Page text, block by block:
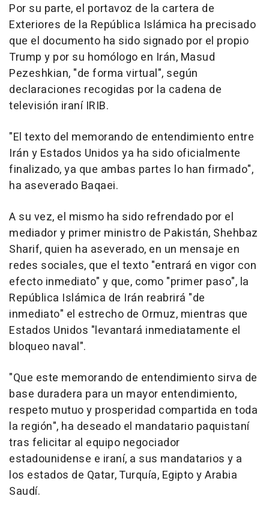
Por su parte, el portavoz de la cartera de
Exteriores de la República Islámica ha precisado
que el documento ha sido signado por el propio
Trump y por su homólogo en Irán, Masud
Pezeshkian, "de forma virtual", según
declaraciones recogidas por la cadena de
televisión iraní IRIB.
"El texto del memorando de entendimiento entre
Irán y Estados Unidos ya ha sido oficialmente
finalizado, ya que ambas partes lo han firmado",
ha aseverado Baqaei.
A su vez, el mismo ha sido refrendado por el
mediador y primer ministro de Pakistán, Shehbaz
Sharif, quien ha aseverado, en un mensaje en
redes sociales, que el texto "entrará en vigor con
efecto inmediato" y que, como "primer paso", la
República Islámica de Irán reabrirá "de
inmediato" el estrecho de Ormuz, mientras que
Estados Unidos "levantará inmediatamente el
bloqueo naval".
"Que este memorando de entendimiento sirva de
base duradera para un mayor entendimiento,
respeto mutuo y prosperidad compartida en toda
la región", ha deseado el mandatario paquistaní
tras felicitar al equipo negociador
estadounidense e iraní, a sus mandatarios y a
los estados de Qatar, Turquía, Egipto y Arabia
Saudí.